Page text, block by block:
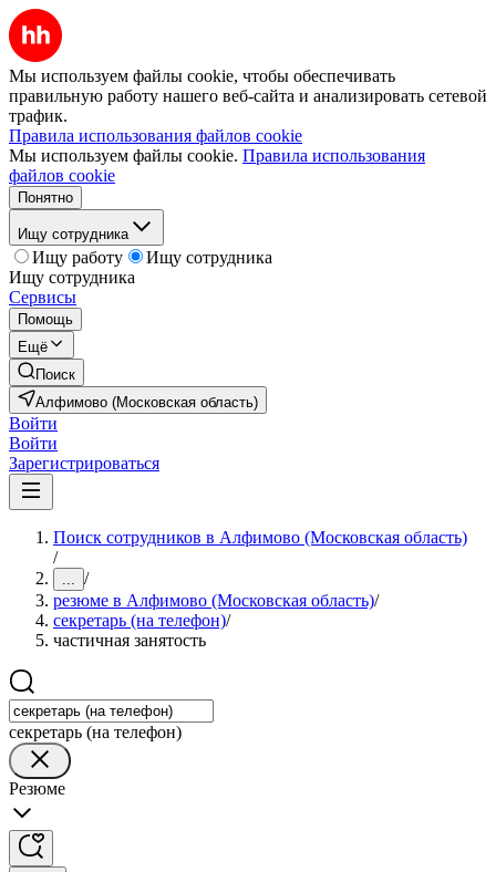
Мы используем файлы cookie, чтобы обеспечивать
правильную работу нашего веб-сайта и анализировать сетевой
трафик.
Правила использования файлов cookie
Мы используем файлы cookie. Правила использования
файлов cookie
Понятно
Ищу сотрудника
Ищу работу
Ищу сотрудника
Ищу сотрудника
Сервисы
Помощь
Ещё
Поиск
Алфимово (Московская область)
Войти
Войти
Зарегистрироваться
Поиск сотрудников в Алфимово (Московская область)
/
... /
резюме в Алфимово (Московская область)/
секретарь (на телефон)/
частичная занятость
секретарь (на телефон)
Резюме